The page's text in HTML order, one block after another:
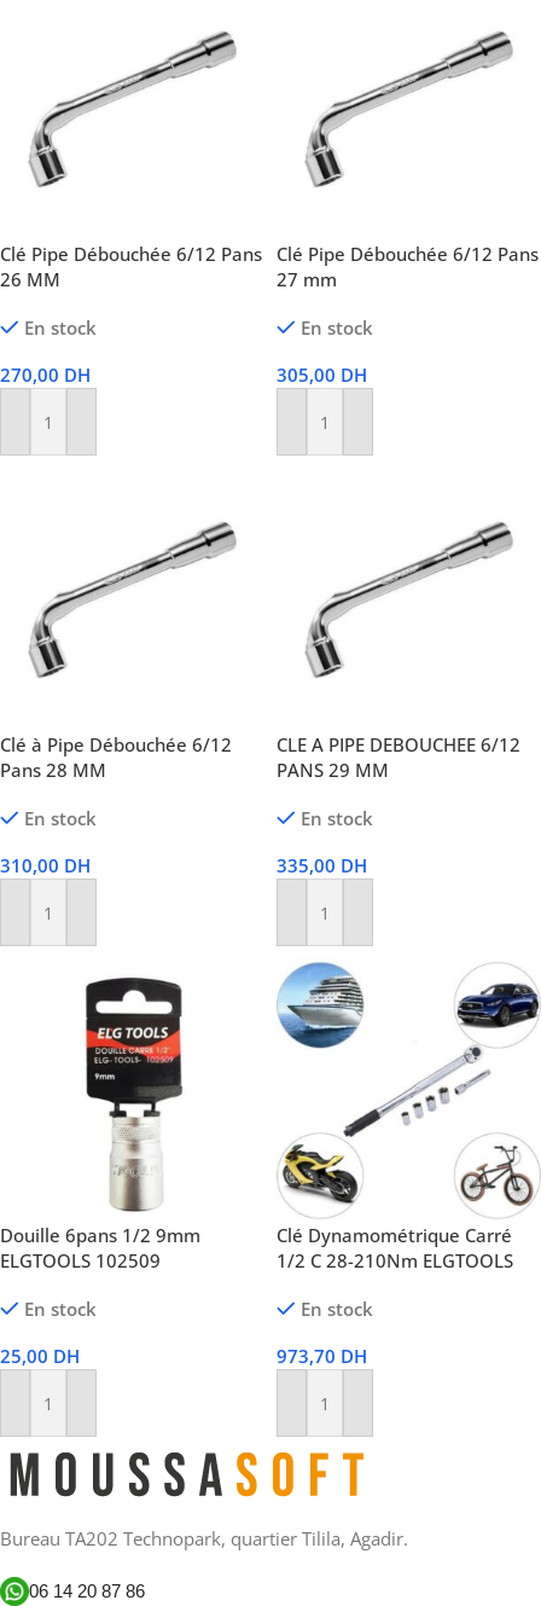
Clé Pipe Débouchée 6/12 Pans
26 MM
En stock
270,00 DH
Ajouter Au Panier
Clé Pipe Débouchée 6/12 Pans
27 mm
En stock
305,00 DH
Ajouter Au Panier
Clé à Pipe Débouchée 6/12
Pans 28 MM
En stock
310,00 DH
Ajouter Au Panier
CLE A PIPE DEBOUCHEE 6/12
PANS 29 MM
En stock
335,00 DH
Ajouter Au Panier
Douille 6pans 1/2 9mm
ELGTOOLS 102509
En stock
25,00 DH
Ajouter Au Panier
Clé Dynamométrique Carré
1/2 C 28-210Nm ELGTOOLS
En stock
973,70 DH
Ajouter Au Panier
Bureau TA202 Technopark, quartier Tilila, Agadir.
06 14 20 87 86